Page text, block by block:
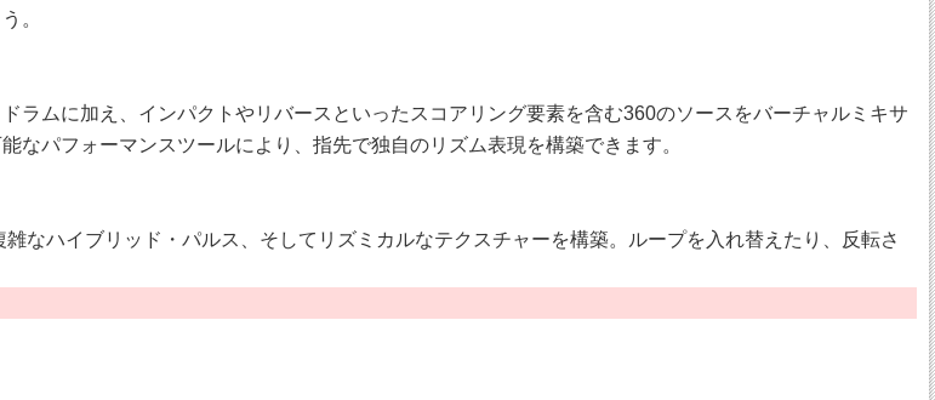
。
ラムに加え、インパクトやリバースといったスコアリング要素を含む360のソースをバーチャルミキサ
パフォーマンスツールにより、指先で独自のリズム表現を構築できます。
なハイブリッド・パルス、そしてリズミカルなテクスチャーを構築。ループを入れ替えたり、反転さ